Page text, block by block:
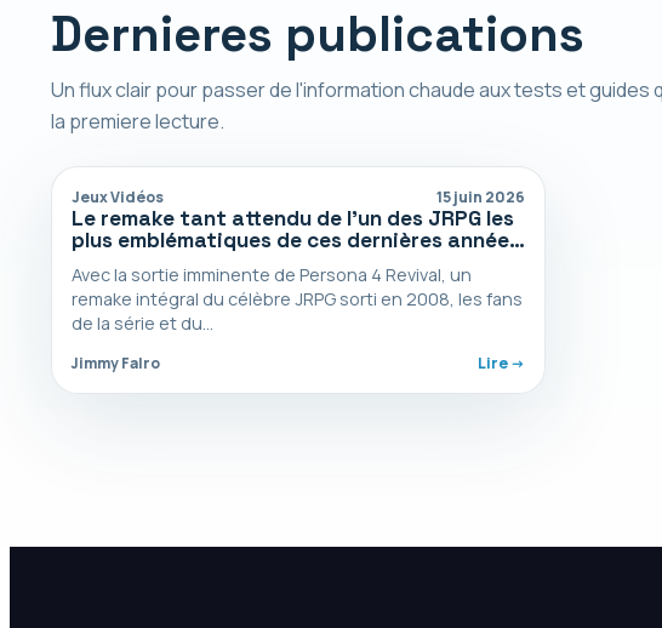
Dernieres publications
Un flux clair pour passer de l'information chaude aux tests et guides
la premiere lecture.
Jeux Vidéos 15 juin 2026
Le remake tant attendu de l’un des JRPG les
plus emblématiques de ces dernières années
Avec la sortie imminente de Persona 4 Revival, un
remake intégral du célèbre JRPG sorti en 2008, les fans
de la série et du…
Jimmy Falro Lire ->